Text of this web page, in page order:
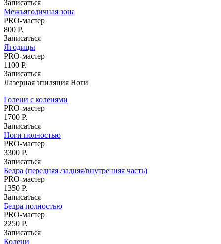
Массаж
Чистка лица
Карбоновый пилинг
Прокол губы
Мужская косметология
Записаться
Межъягодичная зона
PRO-мастер
800 Р.
Записаться
Ягодицы
PRO-мастер
1100 Р.
Записаться
Лазерная эпиляция Ноги
Голени с коленями
PRO-мастер
1700 Р.
Записаться
Ноги полностью
PRO-мастер
3300 Р.
Записаться
Бедра (передняя /задняя/внутренняя часть)
PRO-мастер
1350 Р.
Записаться
Бедра полностью
PRO-мастер
2250 Р.
Записаться
Колени